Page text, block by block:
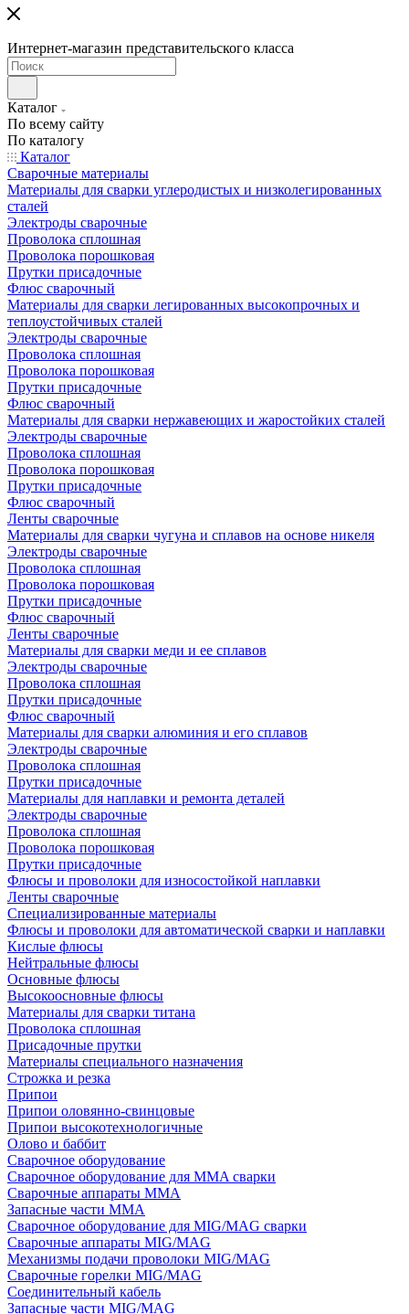
Интернет-магазин представительского класса
Каталог
По всему сайту
По каталогу
Каталог
Сварочные материалы
Материалы для сварки углеродистых и низколегированных
сталей
Электроды сварочные
Проволока сплошная
Проволока порошковая
Прутки присадочные
Флюс сварочный
Материалы для сварки легированных высокопрочных и
теплоустойчивых сталей
Электроды сварочные
Проволока сплошная
Проволока порошковая
Прутки присадочные
Флюс сварочный
Материалы для сварки нержавеющих и жаростойких сталей
Электроды сварочные
Проволока сплошная
Проволока порошковая
Прутки присадочные
Флюс сварочный
Ленты сварочные
Материалы для сварки чугуна и сплавов на основе никеля
Электроды сварочные
Проволока сплошная
Проволока порошковая
Прутки присадочные
Флюс сварочный
Ленты сварочные
Материалы для сварки меди и ее сплавов
Электроды сварочные
Проволока сплошная
Прутки присадочные
Флюс сварочный
Материалы для сварки алюминия и его сплавов
Электроды сварочные
Проволока сплошная
Прутки присадочные
Материалы для наплавки и ремонта деталей
Электроды сварочные
Проволока сплошная
Проволока порошковая
Прутки присадочные
Флюсы и проволоки для износостойкой наплавки
Ленты сварочные
Специализированные материалы
Флюсы и проволоки для автоматической сварки и наплавки
Кислые флюсы
Нейтральные флюсы
Основные флюсы
Высокоосновные флюсы
Материалы для сварки титана
Проволока сплошная
Присадочные прутки
Материалы специального назначения
Строжка и резка
Припои
Припои оловянно-свинцовые
Припои высокотехнологичные
Олово и баббит
Сварочное оборудование
Сварочное оборудование для MMA сварки
Сварочные аппараты MMA
Запасные части MMA
Сварочное оборудование для MIG/MAG сварки
Сварочные аппараты MIG/MAG
Механизмы подачи проволоки MIG/MAG
Сварочные горелки MIG/MAG
Соединительный кабель
Запасные части MIG/MAG